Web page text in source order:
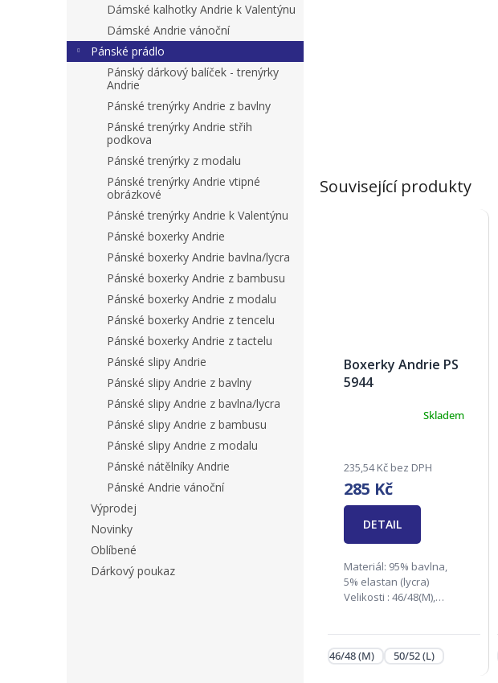
Dámské kalhotky Andrie k Valentýnu
Dámské Andrie vánoční
Pánské prádlo
Pánský dárkový balíček - trenýrky
Andrie
Pánské trenýrky Andrie z bavlny
Pánské trenýrky Andrie střih
podkova
Pánské trenýrky z modalu
Pánské trenýrky Andrie vtipné
obrázkové
Pánské trenýrky Andrie k Valentýnu
Pánské boxerky Andrie
Pánské boxerky Andrie bavlna/lycra
Pánské boxerky Andrie z bambusu
Pánské boxerky Andrie z modalu
Pánské boxerky Andrie z tencelu
Pánské boxerky Andrie z tactelu
Pánské slipy Andrie
Pánské slipy Andrie z bavlny
Pánské slipy Andrie z bavlna/lycra
Pánské slipy Andrie z bambusu
Pánské slipy Andrie z modalu
Pánské nátělníky Andrie
Pánské Andrie vánoční
Výprodej
Novinky
Oblíbené
Dárkový poukaz
Související produkty
Boxerky Andrie PS
5944
Skladem
235,54 Kč bez DPH
285 Kč
DETAIL
Materiál: 95% bavlna,
5% elastan (lycra)
Velikosti : 46/48(M),
Rynku 1138, 686 04
46/48 (M) 50/52 (L)